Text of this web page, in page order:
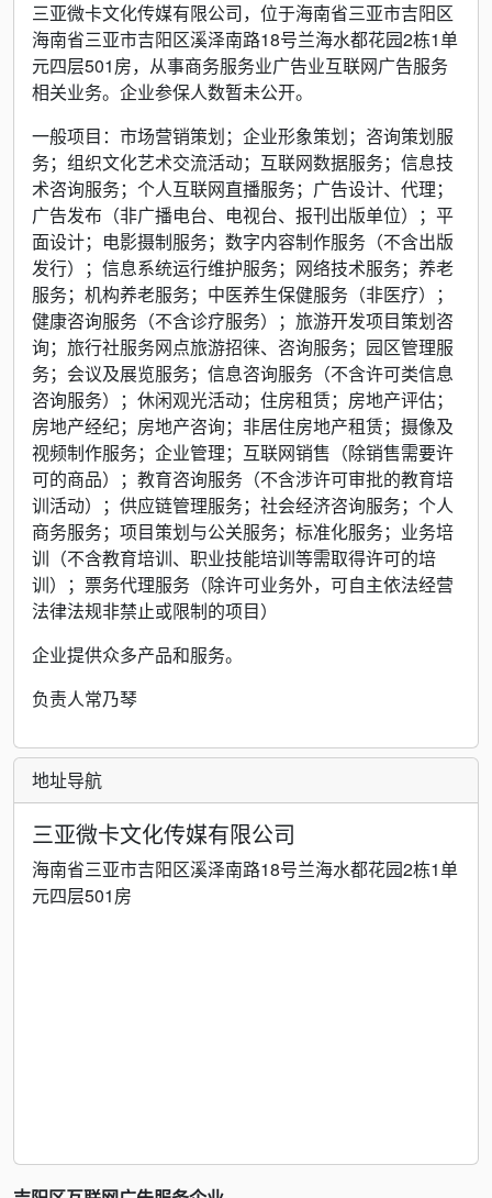
三亚微卡文化传媒有限公司，位于海南省三亚市吉阳区
海南省三亚市吉阳区溪泽南路18号兰海水都花园2栋1单
元四层501房，从事商务服务业广告业互联网广告服务
相关业务。企业参保人数暂未公开。
一般项目：市场营销策划；企业形象策划；咨询策划服
务；组织文化艺术交流活动；互联网数据服务；信息技
术咨询服务；个人互联网直播服务；广告设计、代理；
广告发布（非广播电台、电视台、报刊出版单位）；平
面设计；电影摄制服务；数字内容制作服务（不含出版
发行）；信息系统运行维护服务；网络技术服务；养老
服务；机构养老服务；中医养生保健服务（非医疗）；
健康咨询服务（不含诊疗服务）；旅游开发项目策划咨
询；旅行社服务网点旅游招徕、咨询服务；园区管理服
务；会议及展览服务；信息咨询服务（不含许可类信息
咨询服务）；休闲观光活动；住房租赁；房地产评估；
房地产经纪；房地产咨询；非居住房地产租赁；摄像及
视频制作服务；企业管理；互联网销售（除销售需要许
可的商品）；教育咨询服务（不含涉许可审批的教育培
训活动）；供应链管理服务；社会经济咨询服务；个人
商务服务；项目策划与公关服务；标准化服务；业务培
训（不含教育培训、职业技能培训等需取得许可的培
训）；票务代理服务（除许可业务外，可自主依法经营
法律法规非禁止或限制的项目）
企业提供众多产品和服务。
负责人常乃琴
地址导航
三亚微卡文化传媒有限公司
海南省三亚市吉阳区溪泽南路18号兰海水都花园2栋1单
元四层501房